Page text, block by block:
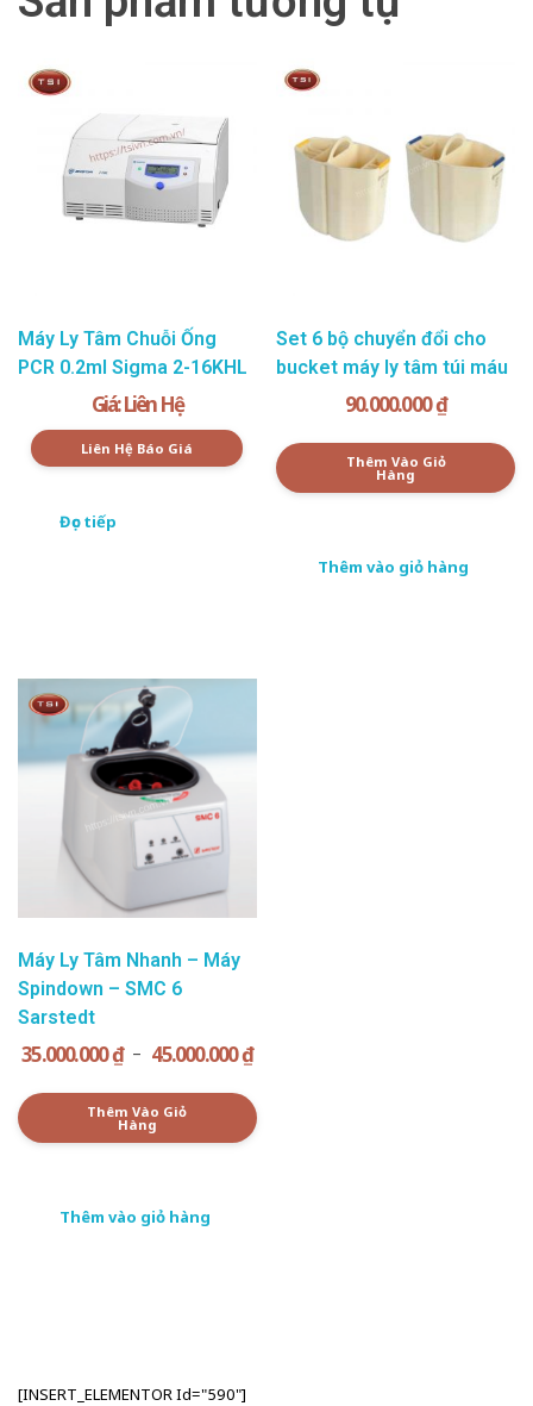
Máy Ly Tâm Chuỗi Ống
PCR 0.2ml Sigma 2-16KHL
Giá: Liên Hệ
Liên Hệ Báo Giá
Đọc tiếp
Set 6 bộ chuyển đổi cho
bucket máy ly tâm túi máu
90.000.000₫
Thêm Vào Giỏ
Hàng
Thêm vào giỏ hàng
Máy Ly Tâm Nhanh – Máy
Spindown – SMC 6
Sarstedt
35.000.000₫ – 45.000.000₫
Thêm Vào Giỏ
Hàng
Thêm vào giỏ hàng
[INSERT_ELEMENTOR Id="590"]